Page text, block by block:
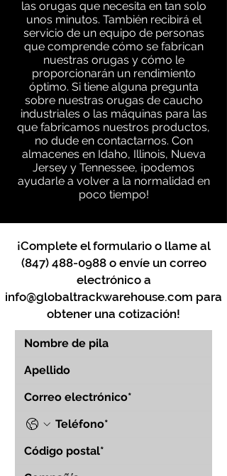
las orugas que necesita en tan solo
unos minutos. También recibirá el
servicio de un equipo de personas
que comprende cómo se fabrican
nuestras orugas y cómo le
proporcionarán un rendimiento
óptimo. Si tiene alguna pregunta
sobre nuestras orugas de caucho
industriales o las máquinas para las
que fabricamos nuestros productos,
no dude en contactarnos. Con
almacenes en Idaho, Illinois, Nueva
Jersey y Tennessee, ¡podemos
ayudarle a volver a la normalidad en
poco tiempo!
¡Complete el formulario o llame al
(847) 488-0988o envíe un correo
electrónico a
info@globaltrackwarehouse.com para
obtener una cotización!